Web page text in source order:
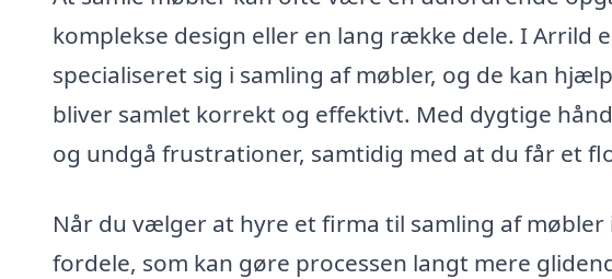
komplekse design eller en lang række dele. I Arrild
specialiseret sig i samling af møbler, og de kan
bliver samlet korrekt og effektivt. Med dygtige
og undgå frustrationer, samtidig med at du får et
Når du vælger at hyre et firma til samling af
fordele, som kan gøre processen langt mere